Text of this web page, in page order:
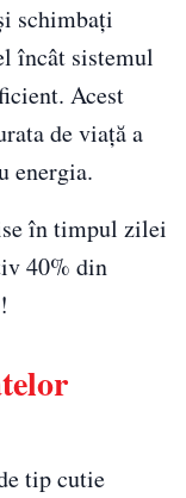
schimbați
încât sistemul
Acest
de viață a
energia.
în timpul zilei
40% din
tip cutie